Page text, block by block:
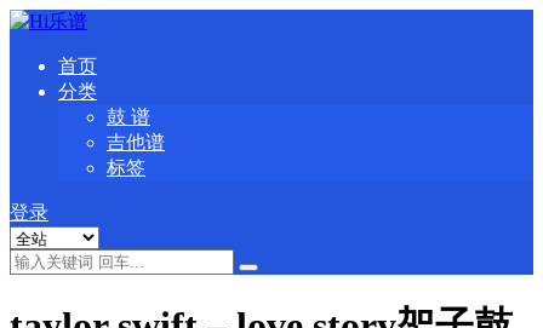
首页
分类
鼓 谱
吉他谱
标签
登录